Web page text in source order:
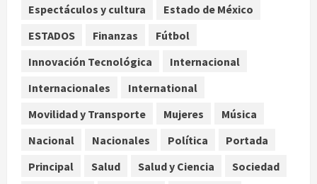
4
Sectores obrero y empresarial
piden al IMSS nuevo hospital en
Guanajuato
agosto 6, 2026
Nacional
Carrizo deja sin agua a 147 colonias
de Tijuana
Espectáculos y cultura
Estado de México
ESTADOS
Finanzas
Fútbol
Innovación Tecnológica
Internacional
Internacionales
International
Movilidad y Transporte
Mujeres
Música
Nacional
Nacionales Política
Portada
Principal
Salud Salud y Ciencia
Sociedad